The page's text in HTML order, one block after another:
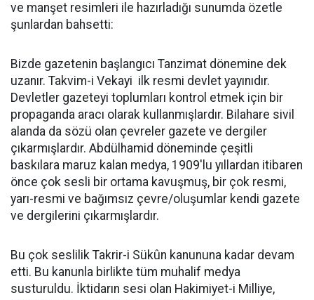
ve manşet resimleri ile hazırladığı sunumda özetle
şunlardan bahsetti:
Bizde gazetenin başlangıcı Tanzimat dönemine dek
uzanır. Takvim-i Vekayi ilk resmi devlet yayınıdır.
Devletler gazeteyi toplumları kontrol etmek için bir
propaganda aracı olarak kullanmışlardır. Bilahare sivil
alanda da sözü olan çevreler gazete ve dergiler
çıkarmışlardır. Abdülhamid döneminde çeşitli
baskılara maruz kalan medya, 1909'lu yıllardan itibaren
önce çok sesli bir ortama kavuşmuş, bir çok resmi,
yarı-resmi ve bağımsız çevre/oluşumlar kendi gazete
ve dergilerini çıkarmışlardır.
Bu çok seslilik Takrir-i Sükûn kanununa kadar devam
etti. Bu kanunla birlikte tüm muhalif medya
susturuldu. İktidarın sesi olan Hakimiyet-i Milliye,